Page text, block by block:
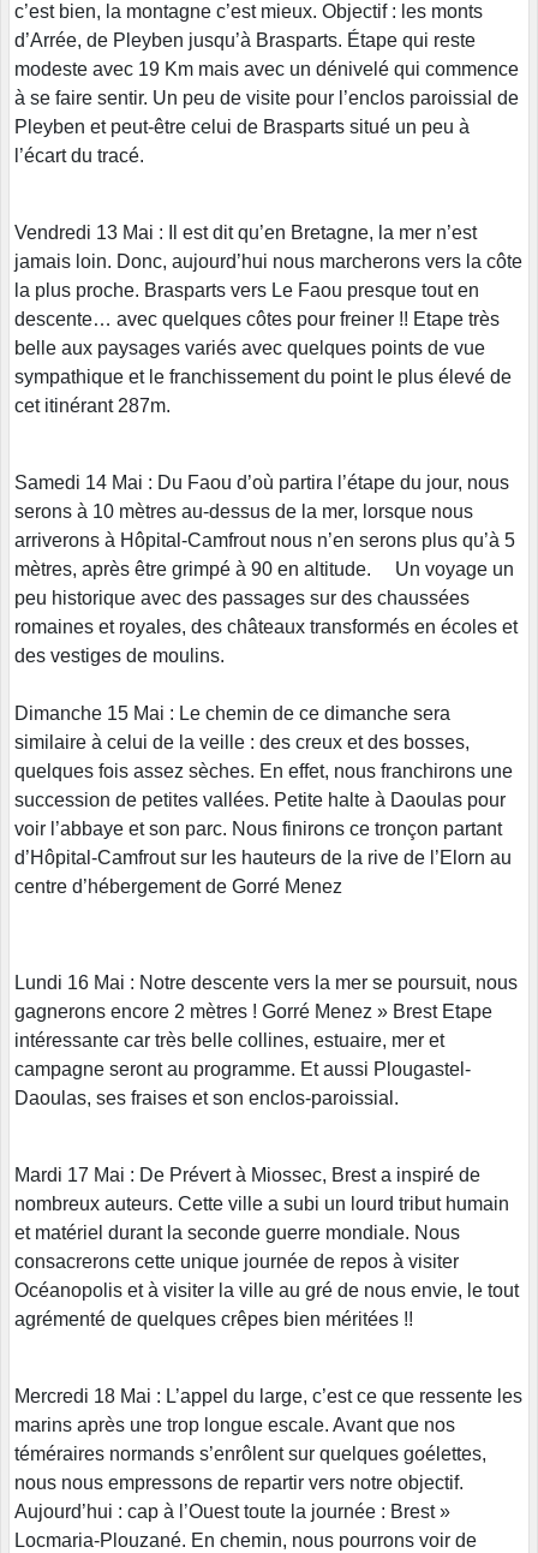
c’est bien, la montagne c’est mieux. Objectif : les monts
d’Arrée, de Pleyben jusqu’à Brasparts. Étape qui reste
modeste avec 19 Km mais avec un dénivelé qui commence
à se faire sentir. Un peu de visite pour l’enclos paroissial de
Pleyben et peut-être celui de Brasparts situé un peu à
l’écart du tracé.
Vendredi 13 Mai : Il est dit qu’en Bretagne, la mer n’est
jamais loin. Donc, aujourd’hui nous marcherons vers la côte
la plus proche. Brasparts vers Le Faou presque tout en
descente… avec quelques côtes pour freiner !! Etape très
belle aux paysages variés avec quelques points de vue
sympathique et le franchissement du point le plus élevé de
cet itinérant 287m.
Samedi 14 Mai : Du Faou d’où partira l’étape du jour, nous
serons à 10 mètres au-dessus de la mer, lorsque nous
arriverons à Hôpital-Camfrout nous n’en serons plus qu’à 5
mètres, après être grimpé à 90 en altitude. Un voyage un
peu historique avec des passages sur des chaussées
romaines et royales, des châteaux transformés en écoles et
des vestiges de moulins.
Dimanche 15 Mai : Le chemin de ce dimanche sera
similaire à celui de la veille : des creux et des bosses,
quelques fois assez sèches. En effet, nous franchirons une
succession de petites vallées. Petite halte à Daoulas pour
voir l’abbaye et son parc. Nous finirons ce tronçon partant
d’Hôpital-Camfrout sur les hauteurs de la rive de l’Elorn au
centre d’hébergement de Gorré Menez
Lundi 16 Mai : Notre descente vers la mer se poursuit, nous
gagnerons encore 2 mètres ! Gorré Menez » Brest Etape
intéressante car très belle collines, estuaire, mer et
campagne seront au programme. Et aussi Plougastel-
Daoulas, ses fraises et son enclos-paroissial.
Mardi 17 Mai : De Prévert à Miossec, Brest a inspiré de
nombreux auteurs. Cette ville a subi un lourd tribut humain
et matériel durant la seconde guerre mondiale. Nous
consacrerons cette unique journée de repos à visiter
Océanopolis et à visiter la ville au gré de nous envie, le tout
agrémenté de quelques crêpes bien méritées !!
Mercredi 18 Mai : L’appel du large, c’est ce que ressente les
marins après une trop longue escale. Avant que nos
téméraires normands s’enrôlent sur quelques goélettes,
nous nous empressons de repartir vers notre objectif.
Aujourd’hui : cap à l’Ouest toute la journée : Brest »
Locmaria-Plouzané. En chemin, nous pourrons voir de